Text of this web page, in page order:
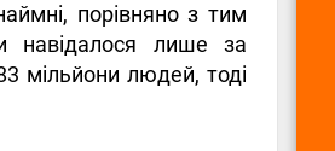
порівняно з тим
лише за
мільйони людей, тоді